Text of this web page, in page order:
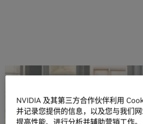
分享
NVIDIA 及其第三方合作伙伴利用
并记录您提供的信息，以及您与我们
提高性能、进行分析并辅助营销工作。